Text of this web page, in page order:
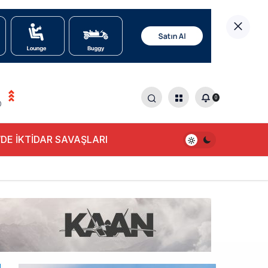
0
İKTİDAR SAVAŞLARI